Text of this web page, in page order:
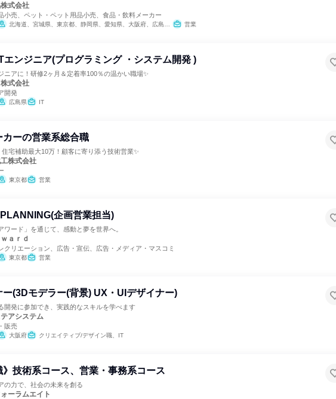
式会社
小売、ペット・ペット用品小売、食品・飲料メーカー
北海道、宮城県、東京都、静岡県、愛知県、大阪府、広島県、福岡県 営業
エンジニア(プログラミング ・システム開発 )
ニアに！研修2ヶ月＆定着率100％の温かい職場✨
式会社
開発
広島県 IT
カーの営業系総合職
宅補助最大10万！顧客に寄り添う技術営業✨
株式会社
東京都 営業
企画営業担当)
ワード」を通じて、感動と夢を世界へ。
ａｒｄ
クリエーション、広告・宣伝、広告・メディア・マスコミ
東京都 営業
ー(3Dモデラー(背景) UX・UIデザイナー)
開発に参加でき、実践的なスキルを学べます
アシステム
販売
大阪府 クリエイティブ/デザイン職、IT
》技術系コース、営業・事務系コース
の力で、社会の未来を創る
ーラムエイト